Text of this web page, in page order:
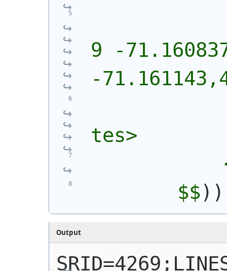
9 -
-
tes>
        $$
) )
Output